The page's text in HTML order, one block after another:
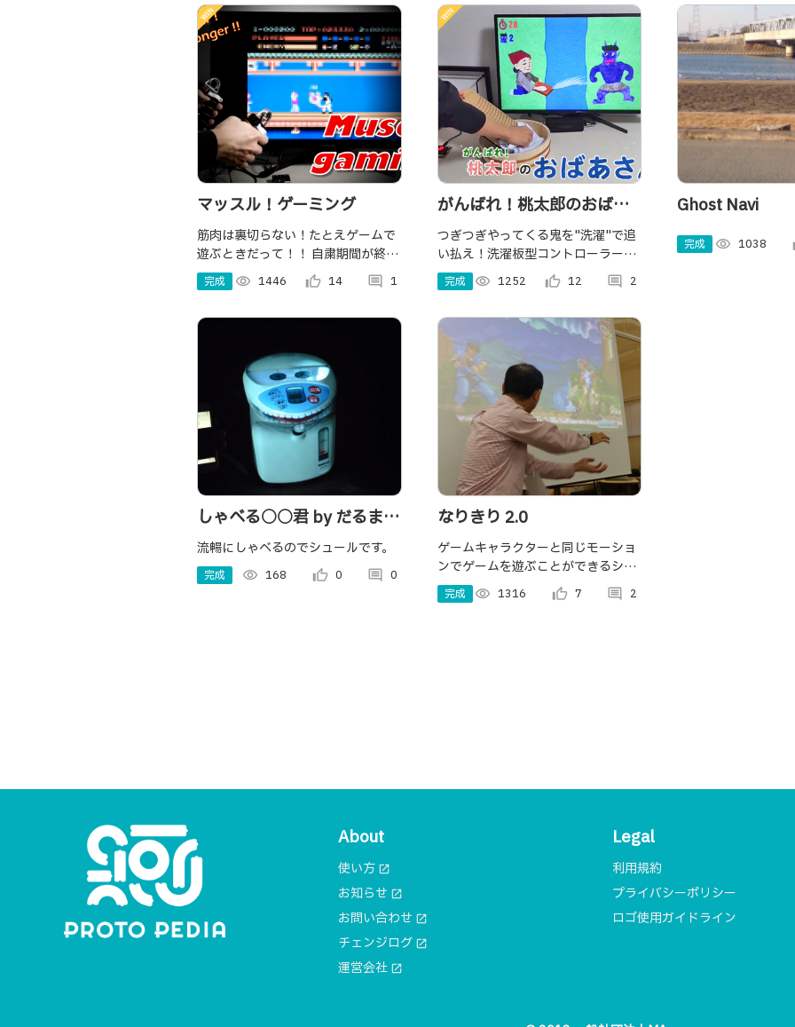
ことを目指しまし
マッスル！ゲーミング
筋肉は裏切らない！たとえゲームで
遊ぶときだって！！ 自粛期間が終わ
り埃をかぶってしまったトレーニン
グ器具を「ゲームをするだけでトレ
ー」へと仕立て直しました．
完成 visibility 1446 thumb_up_alt 14 comment 1
がんばれ！桃太郎のおばあ
さん！
つぎつぎやってくる鬼を"洗濯"で追
い払え！洗濯板型コントローラーを
使って，鬼と戦う体験型ミニゲーム
です．ぜひ体験してほしいです！
完成 visibility 1252 thumb_up_alt 12 comment 2
Ghost Navi
完成 visibility 1038
しゃべる○○君 by だるまジ
ャパン
流暢にしゃべるのでシュールです。
完成 visibility 168 thumb_up_alt 0 comment 0
なりきり 2.0
ゲームキャラクターと同じモーショ
ンでゲームを遊ぶことができるシス
テムです． 大人も子供もみんな全身
でなりきる快感・一体感を，ぜひ体
完成 visibility 1316 thumb_up_alt 7 comment 2
About
使い方 open_in_new
お知らせ open_in_new
お問い合わせ open_in_new
チェンジログ open_in_new
運営会社 open_in_new
Legal
利用規約
プライバシーポリシー
ロゴ使用ガイドライン